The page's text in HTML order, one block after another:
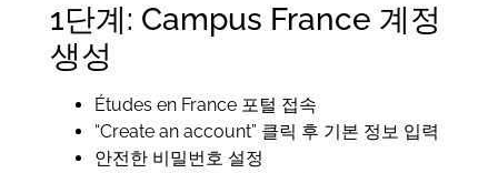
1단계: Campus France 계정
생성
Études en France 포털 접속
“Create an account” 클릭 후 기본 정보 입력
안전한 비밀번호 설정